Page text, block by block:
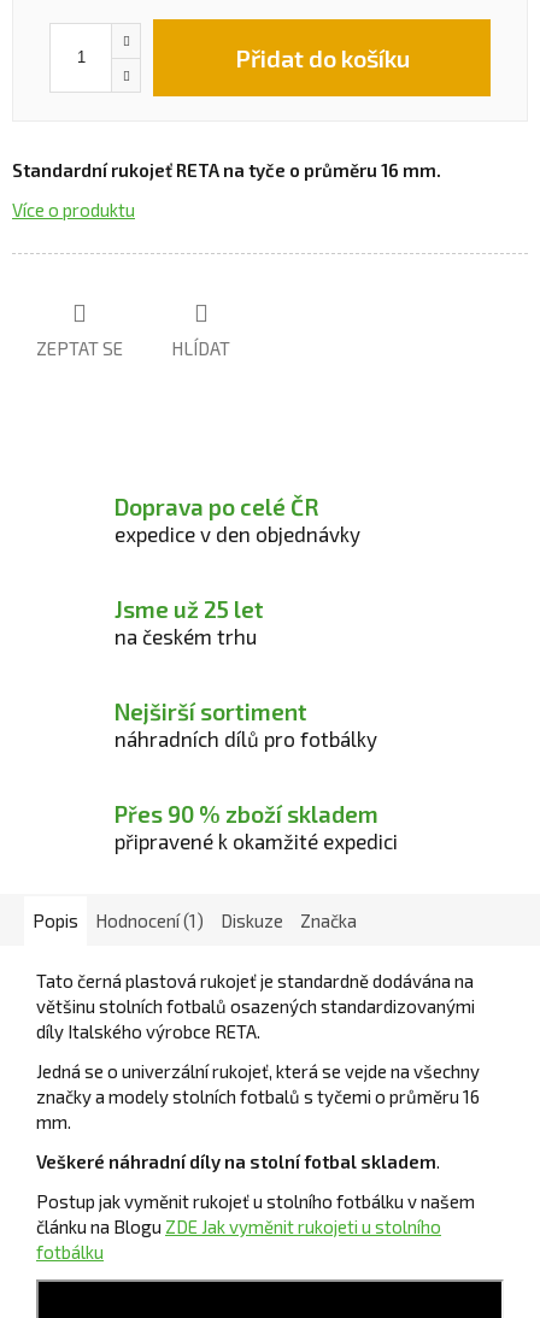
Přidat do košíku
Standardní rukojeť RETA na tyče o průměru 16 mm.
Více o produktu
ZEPTAT SE HLÍDAT
Doprava po celé ČR
expedice v den objednávky
Jsme už 25 let
na českém trhu
Nejširší sortiment
náhradních dílů pro fotbálky
Přes 90 % zboží skladem
připravené k okamžité expedici
Popis Hodnocení (1) Diskuze Značka
Tato černá plastová rukojeť je standardně dodávána na
většinu stolních fotbalů osazených standardizovanými
díly Italského výrobce RETA.
Jedná se o univerzální rukojeť, která se vejde na všechny
značky a modely stolních fotbalů s tyčemi o průměru 16
mm.
Veškeré náhradní díly na stolní fotbal skladem.
Postup jak vyměnit rukojeť u stolního fotbálku v našem
článku na Blogu ZDE Jak vyměnit rukojeti u stolního
fotbálku